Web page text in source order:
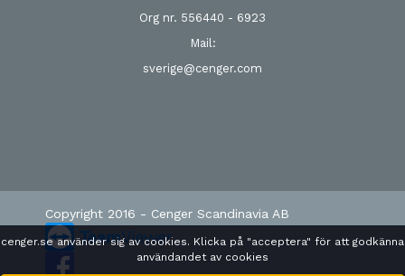
Org nr. 556440 - 6923
Mail:
sverige@cenger.com
Copyright 2016 - Cenger Scandinavia AB
cenger.se använder sig av cookies. Klicka på "acceptera" för att godkänna
användandet av cookies